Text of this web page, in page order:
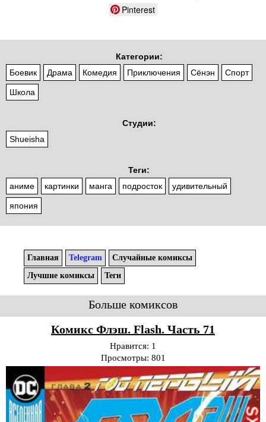
Pinterest
Категории:
Боевик
Драма Комедия Приключения Сёнэн Спорт
Школа
Студии:
Shueisha
Теги:
аниме
картинки манга подросток удивительный
япония
Главная Telegram
Случайные комиксы
Лучшие комиксы
Теги
Больше комиксов
Комикс Флэш. Flash. Часть 71
Нравится: 1
Просмотры: 801